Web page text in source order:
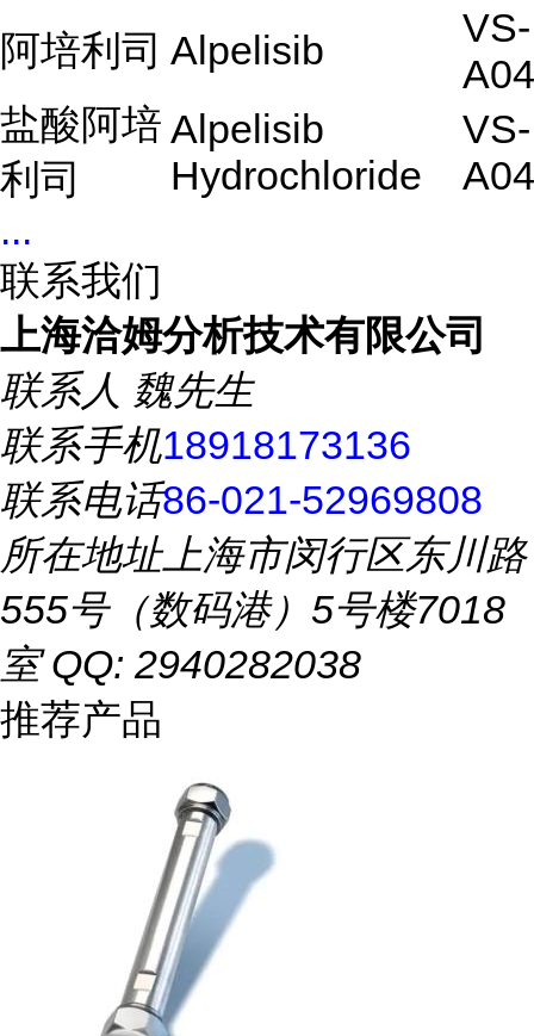
阿培利司 Alpelisib
VS-
盐酸阿培
利司
Alpelisib
Hydrochloride
VS-
...
联系我们
上海洽姆分析技术有限公司
联系人 魏先生
联系手机18918173136
联系电话86-021-52969808
所在地址上海市闵行区东川路
555号（数码港）5号楼7018
室 QQ: 2940282038
推荐产品